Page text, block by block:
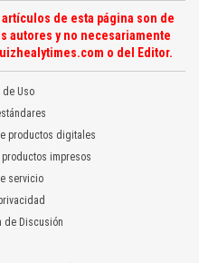
de esta página son de
autores y no necesariamente
o del Editor.
de Uso
productos digitales
impresos
servicio
de Discusión